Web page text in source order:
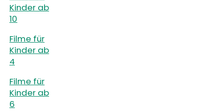
Kinder ab
10
Filme für
Kinder ab
4
Filme für
Kinder ab
6